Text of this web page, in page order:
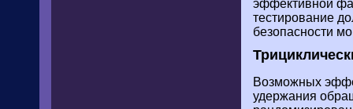
эффективной
тестирование
безопасности
Возможных
удержания